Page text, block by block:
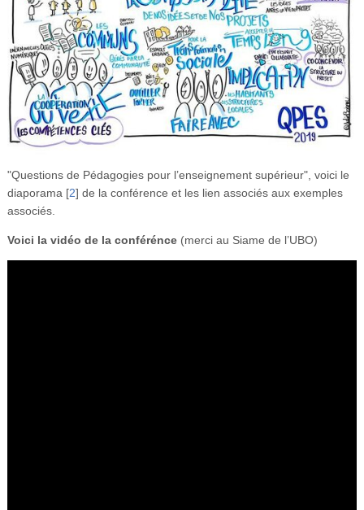
"Questions de Pédagogies pour l’enseignement supérieur", voici le
diaporama [2] de la conférence et les lien associés aux exemples
associés.
Voici la vidéo de la conférénce(merci au Siame de l’UBO)